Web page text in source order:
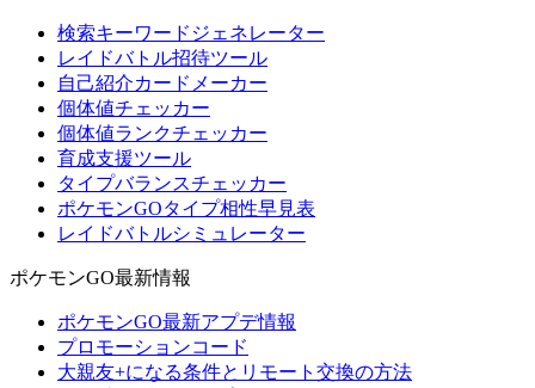
検索キーワードジェネレーター
レイドバトル招待ツール
自己紹介カードメーカー
個体値チェッカー
個体値ランクチェッカー
育成支援ツール
タイプバランスチェッカー
ポケモンGOタイプ相性早見表
レイドバトルシミュレーター
ポケモンGO最新情報
ポケモンGO最新アプデ情報
プロモーションコード
大親友+になる条件とリモート交換の方法